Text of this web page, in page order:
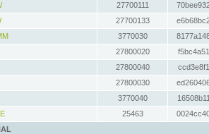
27700111
27700133
3770030
27800020
27800040
27800030
3770040
25463